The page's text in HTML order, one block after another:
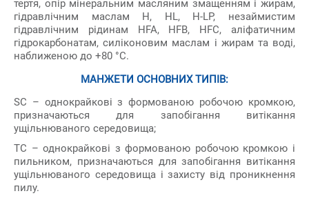
тертя, опір мінеральним масляним змащенням і жирам,
гідравлічним маслам H, HL, H-LP, незаймистим
гідравлічним рідинам HFA, HFB, HFC, аліфатичним
гідрокарбонатам, силіконовим маслам і жирам та воді,
наближеною до +80 °С.
МАНЖЕТИ ОСНОВНИХ ТИПІВ:
SC – однокрайкові з формованою робочою кромкою,
призначаються для запобігання витікання
ущільнюваного середовища;
ТС – однокрайкові з формованою робочою кромкою і
пильником, призначаються для запобігання витікання
ущільнюваного середовища і захисту від проникнення
пилу.